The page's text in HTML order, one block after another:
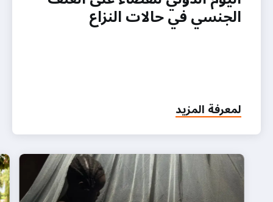
الجنسي في حالات النزاع
لمعرفة المزيد